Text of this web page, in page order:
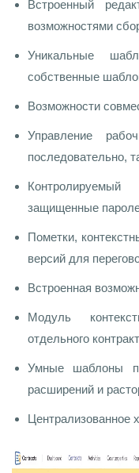
Встроенный
возможностями
Уникальные
собственные
Возможности
Управление
последовательно,
защищенные
Пометки,
версий для
Встроенная
Модуль
отдельного
Умные шаблоны
расширений и
Централизованное